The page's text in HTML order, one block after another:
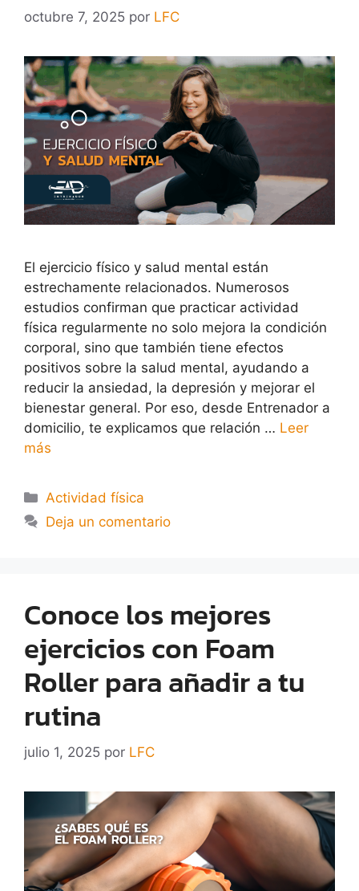
octubre 7, 2025 por LFC
El ejercicio físico y salud mental están
estrechamente relacionados. Numerosos
estudios confirman que practicar actividad
física regularmente no solo mejora la condición
corporal, sino que también tiene efectos
positivos sobre la salud mental, ayudando a
reducir la ansiedad, la depresión y mejorar el
bienestar general. Por eso, desde Entrenador a
domicilio, te explicamos que relación … Leer
más
Actividad física
Deja un comentario
Conoce los mejores
ejercicios con Foam
Roller para añadir a tu
rutina
julio 1, 2025 por LFC